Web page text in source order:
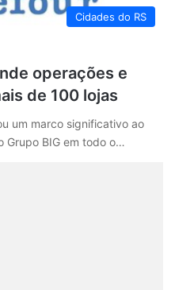
Cidades do RS
operações e
de 100 lojas
um marco significativo ao
Grupo BIG em todo o…